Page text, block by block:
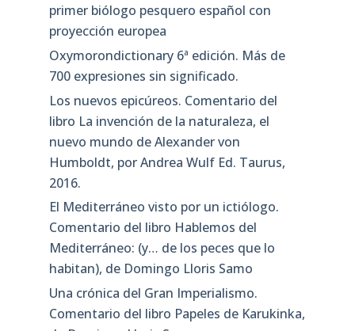
primer biólogo pesquero español con
proyección europea
Oxymorondictionary 6ª edición. Más de
700 expresiones sin significado.
Los nuevos epicúreos. Comentario del
libro La invención de la naturaleza, el
nuevo mundo de Alexander von
Humboldt, por Andrea Wulf Ed. Taurus,
2016.
El Mediterráneo visto por un ictiólogo.
Comentario del libro Hablemos del
Mediterráneo: (y… de los peces que lo
habitan), de Domingo Lloris Samo
Una crónica del Gran Imperialismo.
Comentario del libro Papeles de Karukinka,